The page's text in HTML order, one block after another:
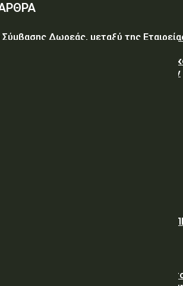
Δωρεάς, μεταξύ της
– Υπουργείο-Εθνικής Άμυνας-
Σχολή Μονίμων Υπαξιωματικών
συμφωνία για χαρτοφυλάκιο έργων
κυκλοφοριακές ρυθμίσεις